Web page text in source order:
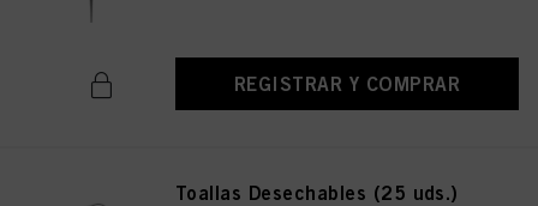
REGISTRAR Y COMPRAR
Toallas Desechables (25 uds.)